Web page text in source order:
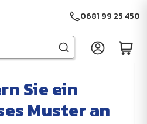
0681 99 25 450
Sie ein
Muster an